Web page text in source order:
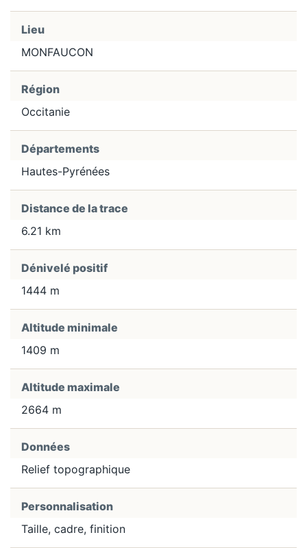
Lieu
MONFAUCON
Région
Occitanie
Départements
Hautes-Pyrénées
Distance de la trace
6.21 km
Dénivelé positif
1444 m
Altitude minimale
1409 m
Altitude maximale
2664 m
Données
Relief topographique
Personnalisation
Taille, cadre, finition